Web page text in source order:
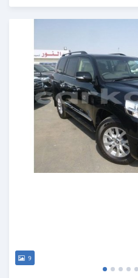
Publié il y a plus de 6 ans
9